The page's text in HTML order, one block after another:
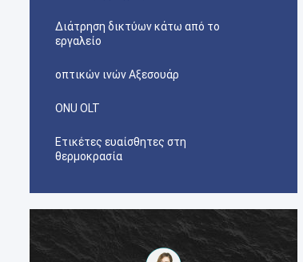
Διάτρηση δικτύων κάτω από το
εργαλείο
οπτικών ινών Αξεσουάρ
ONU OLT
Ετικέτες ευαίσθητες στη
θερμοκρασία